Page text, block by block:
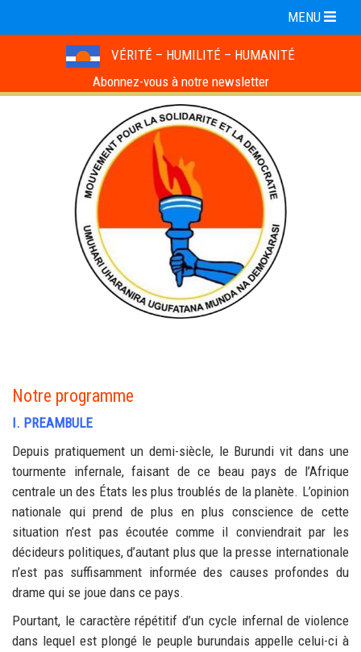
MENU
VÉRITÉ – HUMILITÉ – HUMANITÉ
Abonnez-vous à notre newsletter
Notre programme
I. PREAMBULE
Depuis pratiquement un demi-siècle, le Burundi vit dans une
tourmente infernale, faisant de ce beau pays de l’Afrique
centrale un des États les plus troublés de la planète. L’opinion
nationale qui prend de plus en plus conscience de cette
situation n’est pas écoutée comme il conviendrait par les
décideurs politiques, d’autant plus que la presse internationale
n’est pas suffisamment informée des causes profondes du
drame qui se joue dans ce pays.
Pourtant, le caractère répétitif d’un cycle infernal de violence
dans lequel est plongé le peuple burundais appelle celui-ci à